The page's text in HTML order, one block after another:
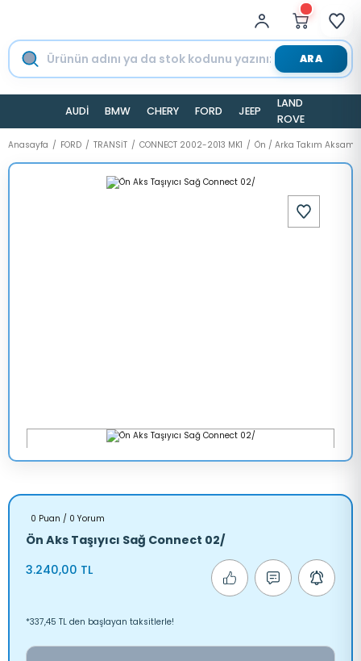
ARA
AUDİ BMW CHERY FORD JEEP
LAND
ROVER
Anasayfa FORD TRANSİT CONNECT 2002-2013 MK1 Ön / Arka Takım Aksamı
0 Puan / 0 Yorum
Ön Aks Taşıyıcı Sağ Connect 02/
3.240,00 TL
*337,45 TL den başlayan taksitlerle!